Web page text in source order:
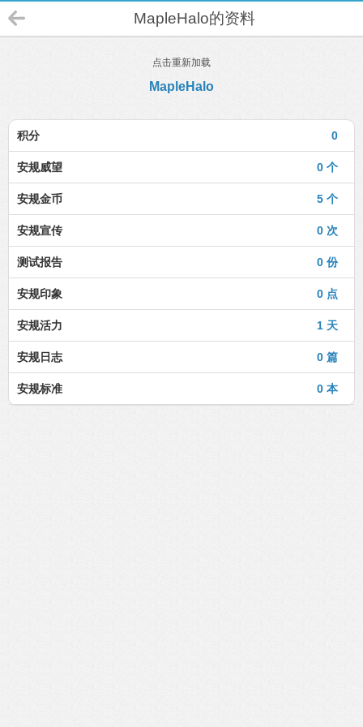
MapleHalo的资料
点击重新加载
MapleHalo
0
积分
0 个
安规威望
5 个
安规金币
0 次
安规宣传
0 份
测试报告
0 点
安规印象
1 天
安规活力
0 篇
安规日志
0 本
安规标准